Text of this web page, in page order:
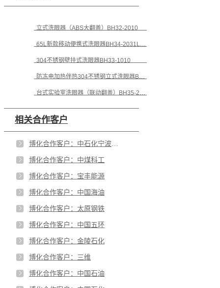
立式洗眼器（ABS大翻盖）BH32-2010
304不锈钢壁挂式洗眼器BH33-1010
相关合作客户
博化合作客户：中煤科工
博化合作客户：宝丰能源
博化合作客户：中国海油
博化合作客户：太原钢铁
博化合作客户：中国五环
博化合作客户：金陵石化
博化合作客户：三维
博化合作客户：中国石油